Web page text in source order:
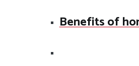
Benefits of